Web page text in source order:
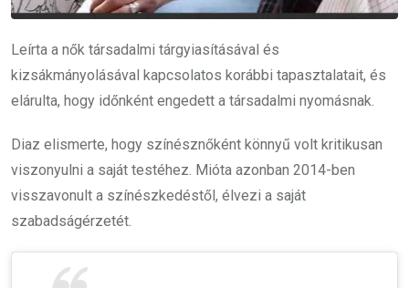
Leírta a nők társadalmi tárgyiasításával és
kizsákmányolásával kapcsolatos korábbi tapasztalatait, és
elárulta, hogy időnként engedett a társadalmi nyomásnak.
Diaz elismerte, hogy színésznőként könnyű volt kritikusan
viszonyulni a saját testéhez. Mióta azonban 2014-ben
visszavonult a színészkedéstől, élvezi a saját
szabadságérzetét.